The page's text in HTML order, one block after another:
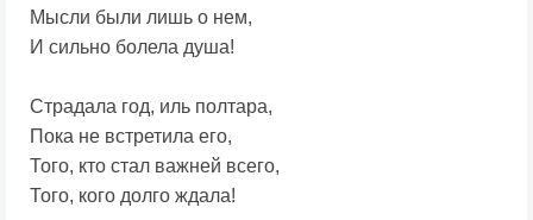
Мысли были лишь о нем,
И сильно болела душа!
Страдала год, иль полтара,
Пока не встретила его,
Того, кто стал важней всего,
Того, кого долго ждала!